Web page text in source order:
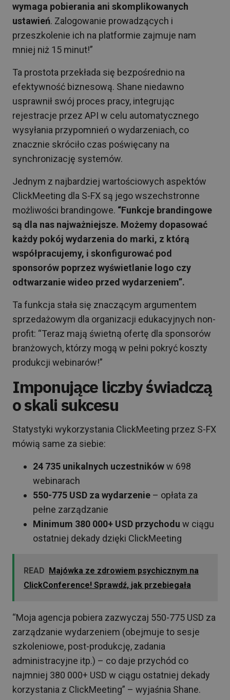
wymaga pobierania ani skomplikowanych
ustawień. Zalogowanie prowadzących i
przeszkolenie ich na platformie zajmuje nam
mniej niż 15 minut!”
Ta prostota przekłada się bezpośrednio na
efektywność biznesową. Shane niedawno
usprawnił swój proces pracy, integrując
rejestracje przez API w celu automatycznego
wysyłania przypomnień o wydarzeniach, co
znacznie skróciło czas poświęcany na
synchronizację systemów.
Jednym z najbardziej wartościowych aspektów
ClickMeeting dla S-FX są jego wszechstronne
możliwości brandingowe. “Funkcje brandingowe
są dla nas najważniejsze. Możemy dopasować
każdy pokój wydarzenia do marki, z którą
współpracujemy, i skonfigurować pod
sponsorów poprzez wyświetlanie logo czy
odtwarzanie wideo przed wydarzeniem”.
Ta funkcja stała się znaczącym argumentem
sprzedażowym dla organizacji edukacyjnych non-
profit: “Teraz mają świetną ofertę dla sponsorów
branżowych, którzy mogą w pełni pokryć koszty
produkcji webinarów!”
Imponujące liczby świadczą
o skali sukcesu
Statystyki wykorzystania ClickMeeting przez S-FX
mówią same za siebie:
24 735 unikalnych uczestnikóww 698
webinarach
550-775 USD za wydarzenie – opłata za
pełne zarządzanie
Minimum 380 000+ USD przychodu w ciągu
ostatniej dekady dzięki ClickMeeting
READ Majówka ze zdrowiem psychicznym na
ClickConference! Sprawdź, jak przebiegała
“Moja agencja pobiera zazwyczaj 550-775 USD za
zarządzanie wydarzeniem (obejmuje to sesje
szkoleniowe, post-produkcję, zadania
administracyjne itp.) – co daje przychód co
najmniej 380 000+ USD w ciągu ostatniej dekady
korzystania z ClickMeeting” – wyjaśnia Shane.